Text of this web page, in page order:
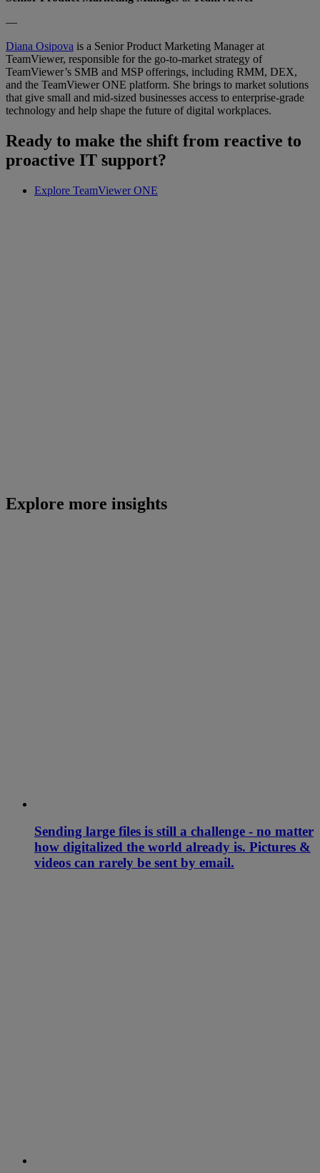
—
Diana Osipova is a Senior Product Marketing Manager at
TeamViewer, responsible for the go-to-market strategy of
TeamViewer’s SMB and MSP offerings, including RMM, DEX,
and the TeamViewer ONE platform. She brings to market solutions
that give small and mid-sized businesses access to enterprise-grade
technology and help shape the future of digital workplaces.
Ready to make the shift from reactive to
proactive IT support?
Explore TeamViewer ONE
Explore more insights
Sending large files is still a challenge - no matter
how digitalized the world already is. Pictures &
videos can rarely be sent by email.